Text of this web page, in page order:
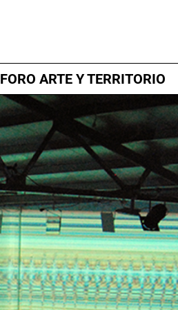
FORO ARTE Y TERRITORIO